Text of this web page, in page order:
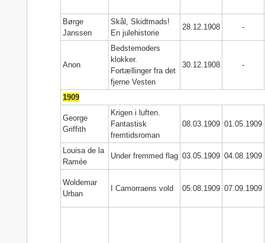
Børge
Janssen
Skål, Skidtmads!
En julehistorie
28.12.1908 -
Anon
Bedstemoders
klokker.
Fortællinger fra det
fjerne Vesten
30.12.1908 -
1909
George
Griffith
Krigen i luften.
Fantastisk
fremtidsroman
08.03.1909 01.05.1909
Louisa de la
Ramée
Under fremmed flag 03.05.1909 04.08.1909
Woldemar
Urban
I Camorraens vold 05.08.1909 07.09.1909